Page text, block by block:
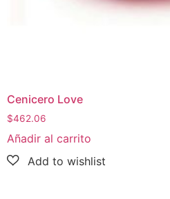
Cenicero Love
$462.06
Añadir al carrito